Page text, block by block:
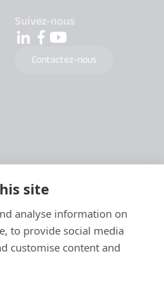
site
analyse information on
to provide social media
customise content and
Suivez-nous
Contactez-nous